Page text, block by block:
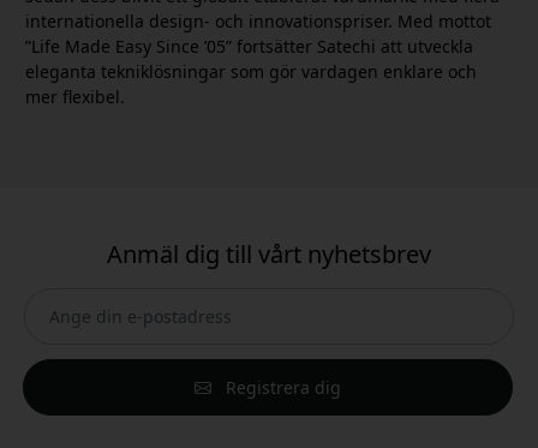
internationella design- och innovationspriser. Med mottot
”Life Made Easy Since ’05” fortsätter Satechi att utveckla
eleganta tekniklösningar som gör vardagen enklare och
mer flexibel.
Anmäl dig till vårt nyhetsbrev
Registrera dig